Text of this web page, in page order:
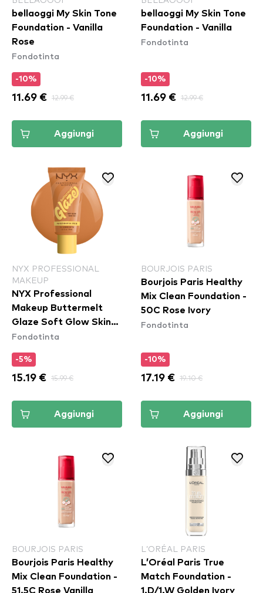
bellaoggi My Skin Tone
Foundation - Vanilla
Rose
Fondotinta
-10%
11.69 € 12.99 €
Aggiungi
bellaoggi My Skin Tone
Foundation - Vanilla
Fondotinta
-10%
11.69 € 12.99 €
Aggiungi
NYX PROFESSIONAL
MAKEUP
NYX Professional
Makeup Buttermelt
Glaze Soft Glow Skin
Tint SPF30 - Almond
Fondotinta
-5%
15.19 € 15.99 €
Aggiungi
BOURJOIS PARIS
Bourjois Paris Healthy
Mix Clean Foundation -
50C Rose Ivory
Fondotinta
-10%
17.19 € 19.10 €
Aggiungi
BOURJOIS PARIS
Bourjois Paris Healthy
Mix Clean Foundation -
51.5C Rose Vanilla
L’ORÉAL PARIS
L’Oréal Paris True
Match Foundation -
1.D/1.W Golden Ivory